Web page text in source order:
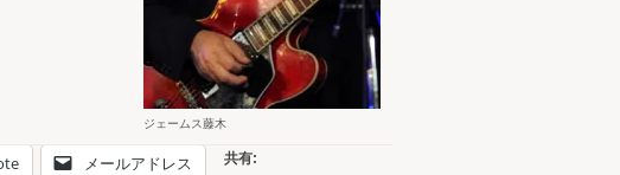
ジェームス藤木
共有:
メールアドレス